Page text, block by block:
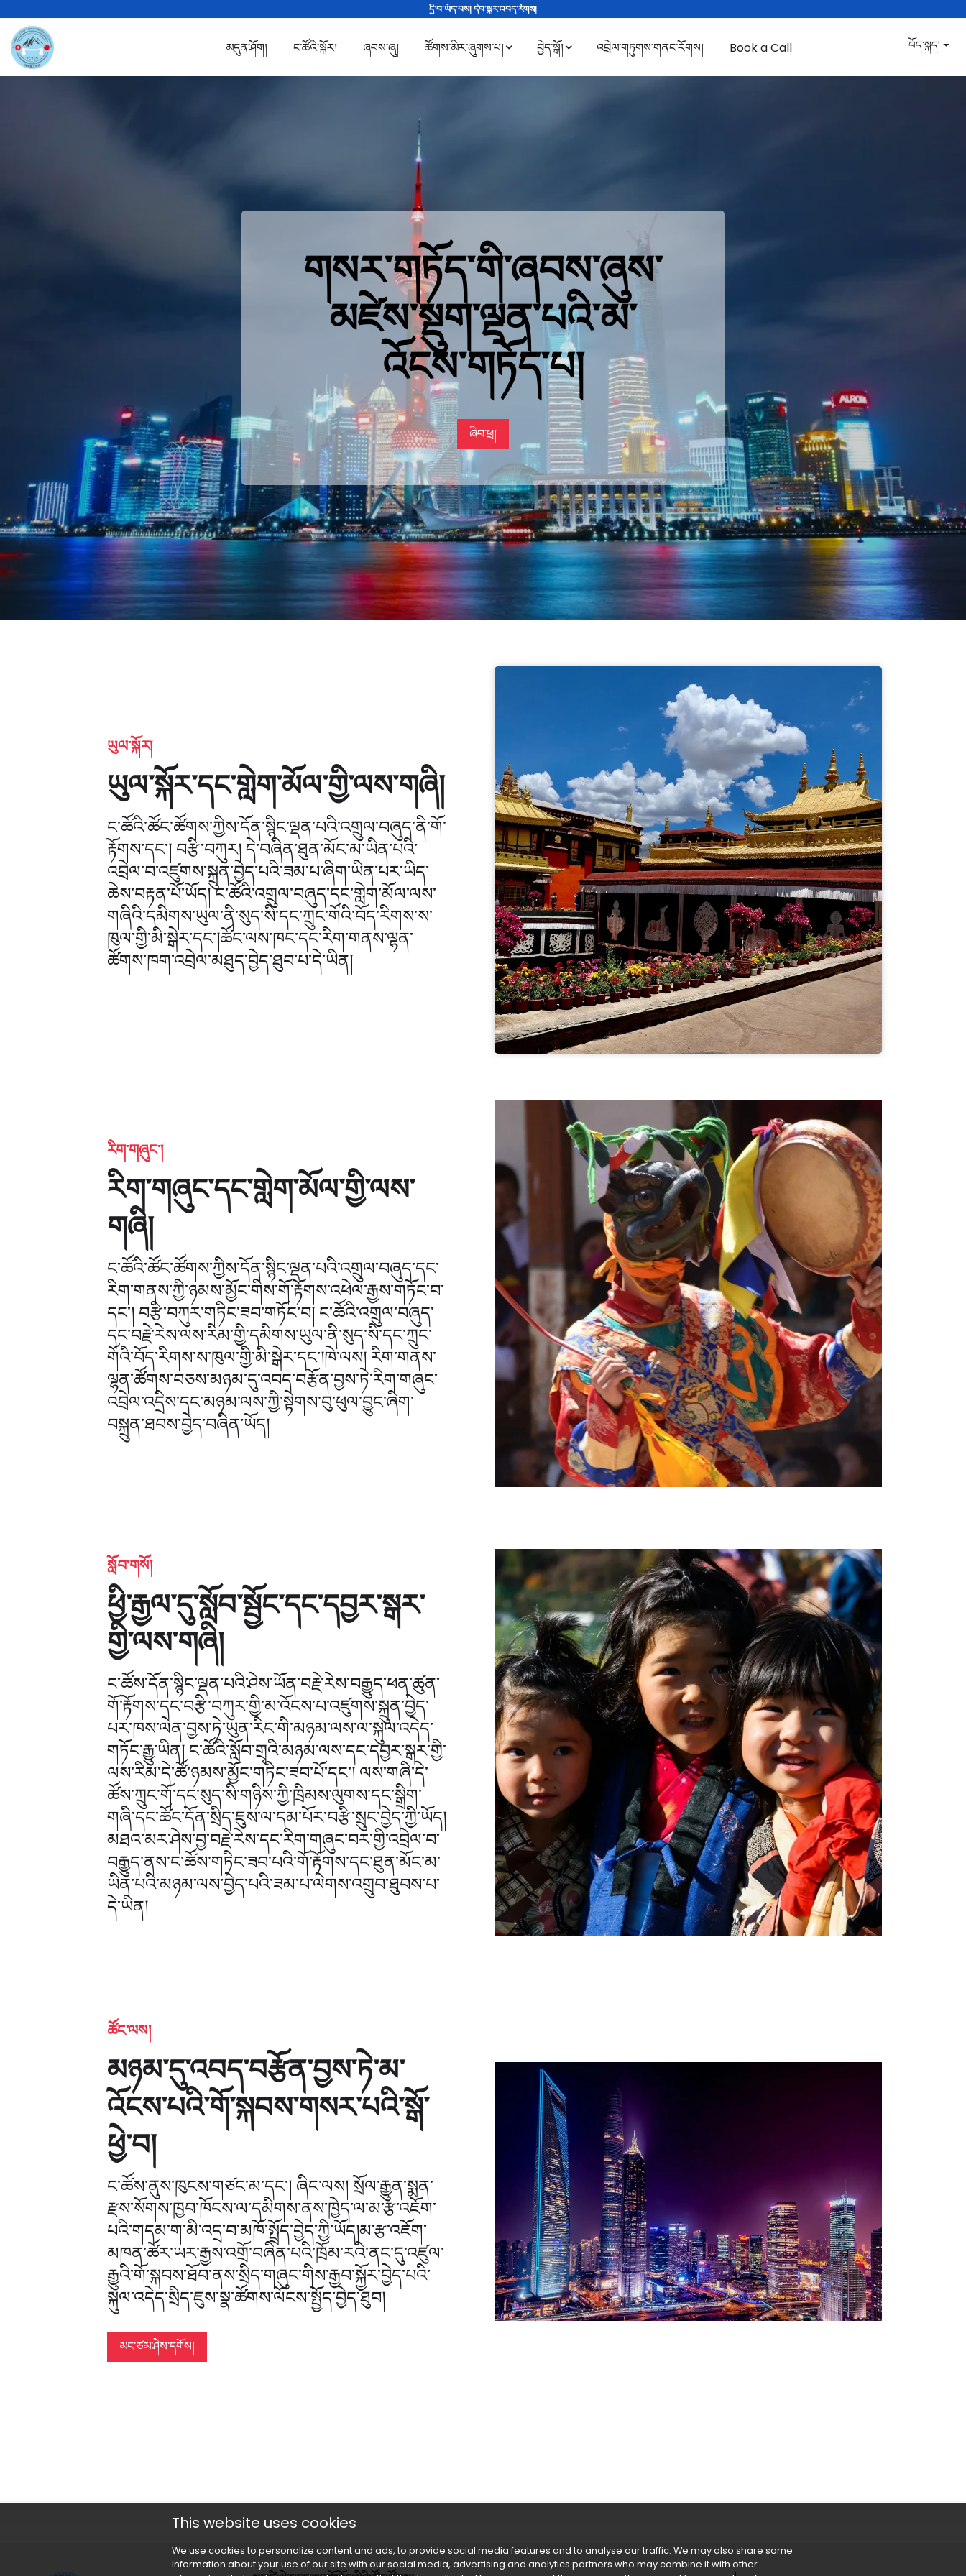
དྲི་བ་ཡོད་པས། དེབ་སྐུར་འབད་རོགས།
མདུན་ཤོག། ང་ཚོའི་སྐོར། ཞབས་ཞུ། ཚོགས་མིར་ཞུགས་པ། བྱེད་སྒོ། འབྲེལ་གཏུགས་གནང་རོགས། Book a Call བོད་སྐད།
གསར་གཏོད་གི་ཞབས་ཞུས་
མཛེས་སྡུག་ལྡན་པའི་མ་
འོངས་གཏོད་པ།
ཞིབ་ཕྲ།
ཡུལ་སྐོར།
ཡུལ་སྐོར་དང་གླེག་མོལ་གྱི་ལས་གཞི།
ང་ཚོའི་ཚོང་ཚོགས་ཀྱིས་དོན་སྙིང་ལྡན་པའི་འགྲུལ་བཞུད་ནི་གོ་
རྟོགས་དང་། བརྩི་བཀུར། དེ་བཞིན་ཐུན་མོང་མ་ཡིན་པའི་
འབྲེལ་བ་འཛུགས་སྐྲུན་བྱེད་པའི་ཟམ་པ་ཞིག་ཡིན་པར་ཡིད་
ཆེས་བརྟན་པོ་ཡོད། ང་ཚོའི་འགྲུལ་བཞུད་དང་གླེག་མོལ་ལས་
གཞིའི་དམིགས་ཡུལ་ནི་སུད་སི་དང་ཀྲུང་གོའི་བོད་རིགས་ས་
ཁུལ་གྱི་མི་སྒེར་དང་།ཚོང་ལས་ཁང་དང་རིག་གནས་ལྷན་
ཚོགས་ཁག་འབྲེལ་མཐུད་བྱེད་ཐུབ་པ་དེ་ཡིན།
རིག་གཞུང་།
རིག་གཞུང་དང་གླེག་མོལ་གྱི་ལས་
གཞི།
ང་ཚོའི་ཚོང་ཚོགས་ཀྱིས་དོན་སྙིང་ལྡན་པའི་འགྲུལ་བཞུད་དང་
རིག་གནས་ཀྱི་ཉམས་མྱོང་གིས་གོ་རྟོགས་འཕེལ་རྒྱས་གཏོང་བ་
དང་། བརྩི་བཀུར་གཏིང་ཟབ་གཏོང་བ། ང་ཚོའི་འགྲུལ་བཞུད་
དང་བརྗེ་རེས་ལས་རིམ་གྱི་དམིགས་ཡུལ་ནི་སུད་སི་དང་ཀྲུང་
གོའི་བོད་རིགས་ས་ཁུལ་གྱི་མི་སྒེར་དང་།ཁེ་ལས། རིག་གནས་
ལྷན་ཚོགས་བཅས་མཉམ་དུ་འབད་བརྩོན་བྱས་ཏེ་རིག་གཞུང་
འབྲེལ་འདྲིས་དང་མཉམ་ལས་ཀྱི་སྟེགས་བུ་ཕུལ་བྱུང་ཞིག་
བསྐྲུན་ཐབས་བྱེད་བཞིན་ཡོད།
སློབ་གསོ།
ཕྱི་རྒྱལ་དུ་སློབ་སྦྱོང་དང་དབྱར་སྒར་
གྱི་ལས་གཞི།
ང་ཚོས་དོན་སྙིང་ལྡན་པའི་ཤེས་ཡོན་བརྗེ་རེས་བརྒྱུད་ཕན་ཚུན་
གོ་རྟོགས་དང་བརྩི་བཀུར་གྱི་མ་འོངས་པ་འཛུགས་སྐྲུན་བྱེད་
པར་ཁས་ལེན་བྱས་ཏེ་ཡུན་རིང་གི་མཉམ་ལས་ལ་སྐུལ་འདེད་
གཏོང་རྒྱུ་ཡིན། ང་ཚོའི་སློབ་གྲྭའི་མཉམ་ལས་དང་དབྱར་སྒར་གྱི་
ལས་རིམ་དེ་ཚོ་ཉམས་མྱོང་གཏིང་ཟབ་པོ་དང་། ལས་གཞི་དེ་
ཚོས་ཀྲུང་གོ་དང་སུད་སི་གཉིས་ཀྱི་ཁྲིམས་ལུགས་དང་སྒྲིག་
གཞི་དང་ཚོང་དོན་སྲིད་ཇུས་ལ་དམ་པོར་བརྩི་སྲུང་བྱེད་ཀྱི་ཡོད།
མཐའ་མར་ཤེས་བྱ་བརྗེ་རེས་དང་རིག་གཞུང་བར་གྱི་འབྲེལ་བ་
བརྒྱུད་ནས་ང་ཚོས་གཏིང་ཟབ་པའི་གོ་རྟོགས་དང་ཐུན་མོང་མ་
ཡིན་པའི་མཉམ་ལས་བྱེད་པའི་ཟམ་པ་ལེགས་འགྲུབ་ཐུབས་པ་
དེ་ཡིན།
ཚོང་ལས།
མཉམ་དུ་འབད་བརྩོན་བྱས་ཏེ་མ་
འོངས་པའི་གོ་སྐབས་གསར་པའི་སྒོ་
ཕྱེ་བ།
ང་ཚོས་ནུས་ཁུངས་གཙང་མ་དང་། ཞིང་ལས། སྲོལ་རྒྱུན་སྨན་
རྫས་སོགས་ཁྱབ་ཁོངས་ལ་དམིགས་ནས་ཁྱེད་ལ་མ་རྩ་འཇོག་
པའི་གདམ་ག་མི་འདྲ་བ་མཁོ་སྤྲོད་བྱེད་ཀྱི་ཡོད།མ་རྩ་འཇོག་
མཁན་ཚོར་ཡར་རྒྱས་འགྲོ་བཞིན་པའི་ཁྲོམ་རའི་ནང་དུ་འཛུལ་
རྒྱུའི་གོ་སྐབས་ཐོབ་ནས་སྲིད་གཞུང་གིས་རྒྱབ་སྐྱོར་བྱེད་པའི་
སྐུལ་འདེད་སྲིད་ཇུས་སྣ་ཚོགས་ལོངས་སྤྱོད་བྱེད་ཐུབ།
མང་ཙམ་ཤེས་དགོས།
This website uses cookies
We use cookies to personalize content and ads, to provide social media features and to analyse our traffic. We may also share some
information about your use of our site with our social media, advertising and analytics partners who may combine it with other